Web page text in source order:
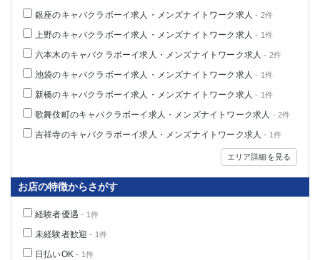
銀座のキャバクラボーイ求人・メンズナイトワーク求人 - 2件
上野のキャバクラボーイ求人・メンズナイトワーク求人 - 1件
六本木のキャバクラボーイ求人・メンズナイトワーク求人 - 2件
池袋のキャバクラボーイ求人・メンズナイトワーク求人 - 1件
新橋のキャバクラボーイ求人・メンズナイトワーク求人 - 1件
歌舞伎町のキャバクラボーイ求人・メンズナイトワーク求人 - 2件
吉祥寺のキャバクラボーイ求人・メンズナイトワーク求人 - 1件
エリア詳細を見る
お店の特徴からさがす
経験者優遇 - 1件
未経験者歓迎 - 1件
日払いOK - 1件
元住吉
茅ヶ崎
戸塚
たまプラーザ
埼玉県
草加
南浦和
所沢
熊谷
獨協大学前＜草加松原＞
春日部
蕨